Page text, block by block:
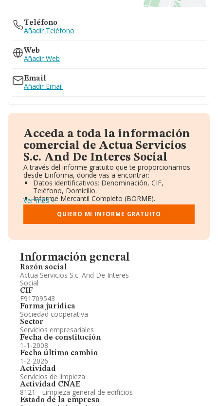
Información general
Razón social
Actua Servicios S.c. And De Interes
Social
CIF
F91709543
Forma jurídica
Sociedad cooperativa
Sector
Servicios empresariales
Fecha de constitución
1-1-2008
Fecha último cambio
1-2-2026
Actividad
Servicios de limpieza
Actividad CNAE
8121 - Limpieza general de edificios
Estado de la empresa
Teléfono
Añadir Teléfono
Web
Añadir Web
Email
Añadir Email
Acceda a toda la información
comercial de Actua Servicios
S.c. And De Interes Social
A través del informe gratuito que te proporcionamos
desde Einforma, donde vas a encontrar:
Datos identificativos: Denominación, CIF,
Teléfono, Domicilio.
Informe Mercantil Completo (BORME).
Gráficos de Evolución Ventas y Empleados.
Consejo de Administración y Administradores.
Directivos y Ejecutivos.
Información oficial y registral complementaria.
Ver más
QUIERO MI INFORME GRATUITO